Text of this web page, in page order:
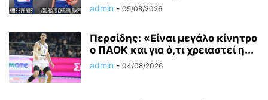
admin - 05/08/2026
Περσίδης: «Είναι μεγάλο κίνητρο
ο ΠΑΟΚ και για ό,τι χρειαστεί η...
admin - 04/08/2026